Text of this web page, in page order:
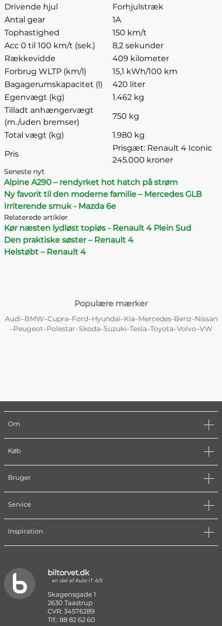
Drivende hjul
Forhjulstræk
Antal gear
1A
Tophastighed
150 km/t
Acc 0 til 100 km/t (sek.)
8,2 sekunder
Rækkevidde
409 kilometer
Forbrug WLTP (km/l)
15,1 kWh/100 km
Bagagerumskapacitet (l)
420 liter
Egenvægt (kg)
1.462 kg
Tilladt anhængervægt
(m./uden bremser)
750 kg
Total vægt (kg)
1.980 kg
Pris
Prisgæt: Renault 4 Iconic
245.000 kroner
Seneste nyt
Alpine A290 – rendyrket hot hatch på strøm
Ny favorit til den moderne familie – Mercedes GLB
Irriterende smuk - Mazda 6e
Relaterede artikler
Kør næsten lydløst topløs - Renault 4 Plein Sud
Den praktiske søster – Renault 4
Helstøbt – Renault 4
Populære mærker
Audi–BMW–Cupra–Ford–Hyundai–Kia–Mercedes-Benz–Nissan
–Peugeot–Polestar–Skoda–Suzuki–Tesla–Toyota–Volvo–VW
Om
Køb
Bruger
Service
Inspiration
biltorvet.dk
en del af Auto IT A/S
Skagensgade 1
2630 Taastrup
CVR: 34576289
Tlf.: 88 82 62 60